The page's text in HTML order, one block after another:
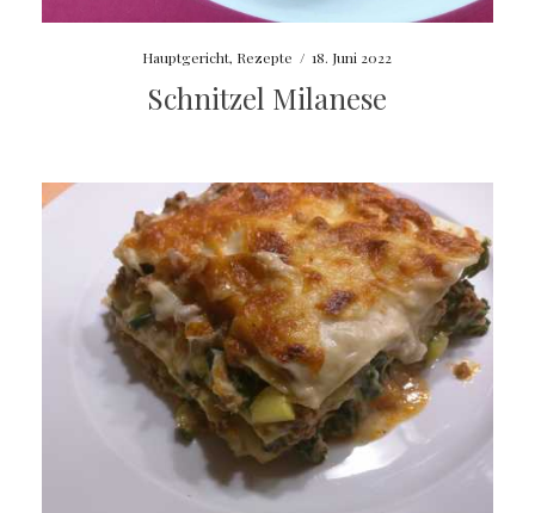
Hauptgericht, Rezepte / 18. Juni 2022
Schnitzel Milanese